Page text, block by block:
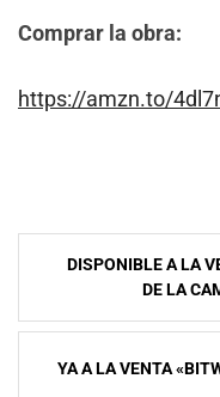
Comprar la obra:
https://amzn.to/
Navegación
entradas
DISPONIBLE A LA
DE LA
YA A LA VENTA